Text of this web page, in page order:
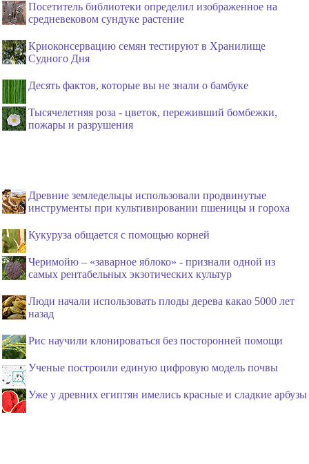
Посетитель библиотеки определил изображенное на
средневековом сундуке растение
Криоконсервацию семян тестируют в Хранилище
Судного Дня
Десять фактов, которые вы не знали о бамбуке
Тысячелетняя роза - цветок, переживший бомбежки,
пожары и разрушения
Древние земледельцы использовали продвинутые
инструменты при культивировании пшеницы и гороха
Кукуруза общается с помощью корней
Черимойю – «заварное яблоко» - признали одной из
самых рентабельных экзотических культур
Люди начали использовать плоды дерева какао 5000 лет
назад
Рис научили клонироваться без посторонней помощи
Ученые построили единую цифровую модель почвы
Уже у древних египтян имелись красные и сладкие арбузы